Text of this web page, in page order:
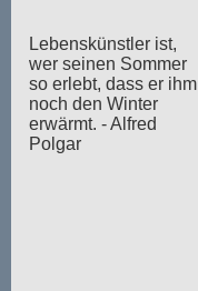
Lebenskünstler ist,
wer seinen Sommer
so erlebt, dass er ihm
noch den Winter
erwärmt. - Alfred
Polgar